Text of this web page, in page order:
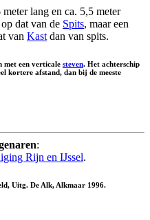
meter lang en ca. 5,5 meter
dat van de Spits, maar een
van Kast dan van spits.
met een verticale steven. Het achterschip
kortere afstand, dan bij de meeste
:
Rijn en IJssel.
Uitg. De Alk, Alkmaar 1996.